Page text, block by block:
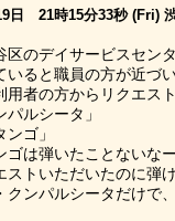
日 21時15分33秒 (Fri)
区のデイサービスセン
いると職員の方が近づ
用者の方からリクエス
パルシータ」
ンゴ」
ゴは弾いたことないなー
ストいただいたのに弾
クンパルシータだけで